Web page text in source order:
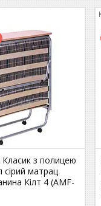
Класик з полицею
сірий матрац
Кілт 4 (AMF-